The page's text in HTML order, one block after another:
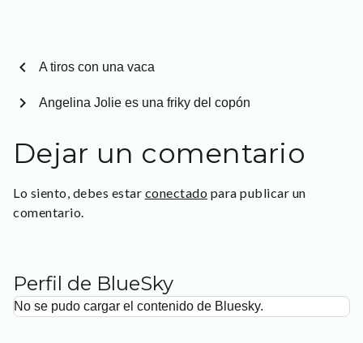
chevron_left A tiros con una vaca
Angelina Jolie es una friky del copón
chevron_right
Dejar un comentario
Lo siento, debes estar conectado para publicar un
comentario.
Perfil de BlueSky
No se pudo cargar el contenido de Bluesky.